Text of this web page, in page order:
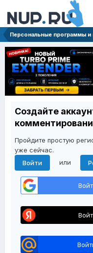
Персональные программы и
Создайте
Пройдите простую
уже сейчас.
Войти
или